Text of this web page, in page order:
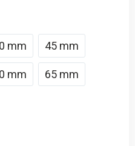
mm 45 mm
mm 65 mm